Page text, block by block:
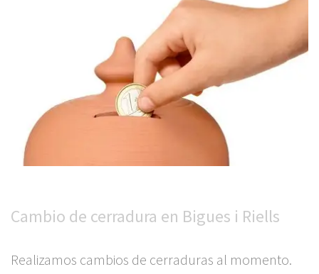
Cambio de cerradura en Bigues i Riells
Realizamos cambios de cerraduras al momento.